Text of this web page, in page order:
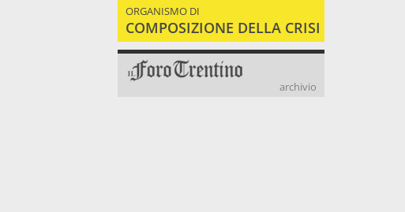
ORGANISMO DI
COMPOSIZIONE DELLA CRISI
archivio